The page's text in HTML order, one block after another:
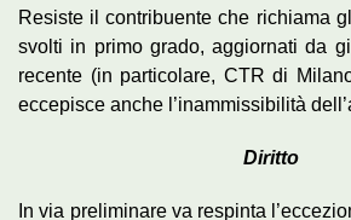
Resiste il contribuente che richiama
svolti in primo grado, aggiornati da
recente (in particolare, CTR di
eccepisce anche l’inammissibilità
Diritto
In via preliminare va respinta